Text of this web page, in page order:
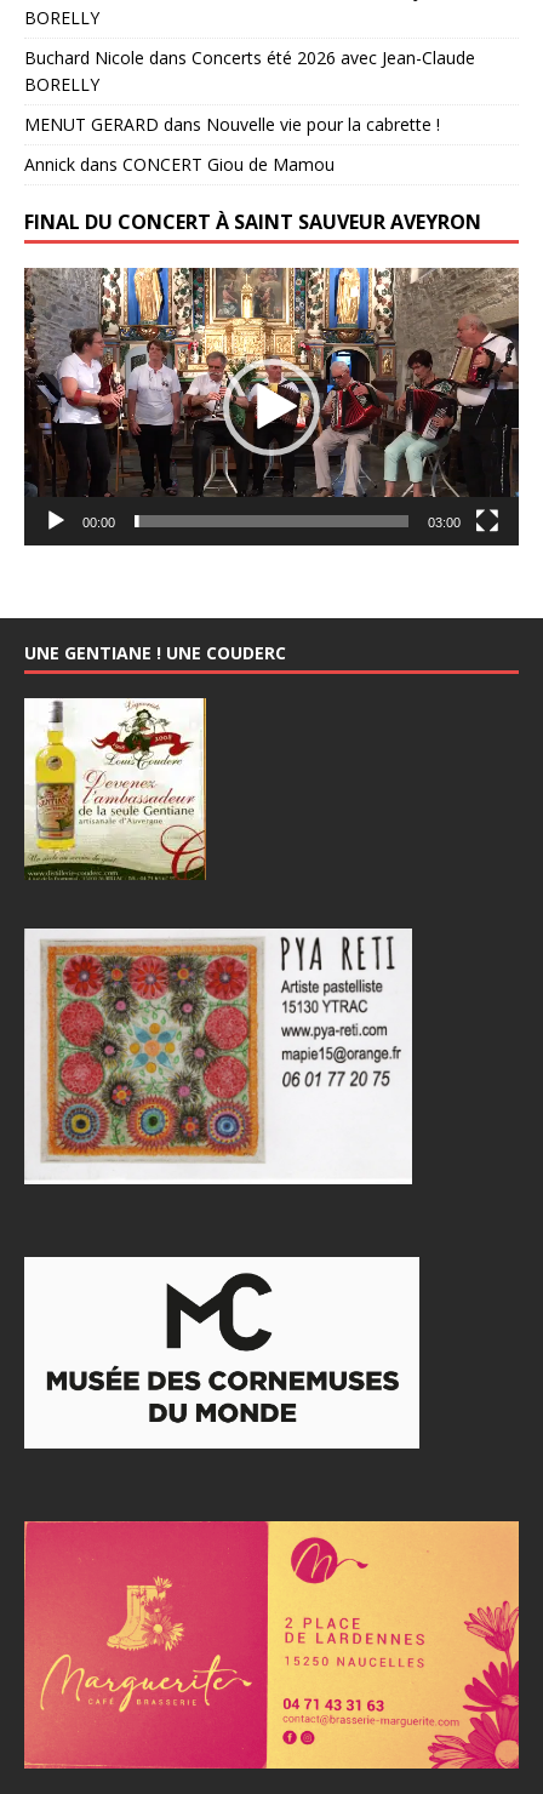
BORELLY
Buchard Nicole dans Concerts été 2026 avec Jean-Claude
BORELLY
MENUT GERARD dans Nouvelle vie pour la cabrette !
Annick dans CONCERT Giou de Mamou
FINAL DU CONCERT À SAINT SAUVEUR AVEYRON
Lecteur
vidéo
00:00 03:00
UNE GENTIANE ! UNE COUDERC